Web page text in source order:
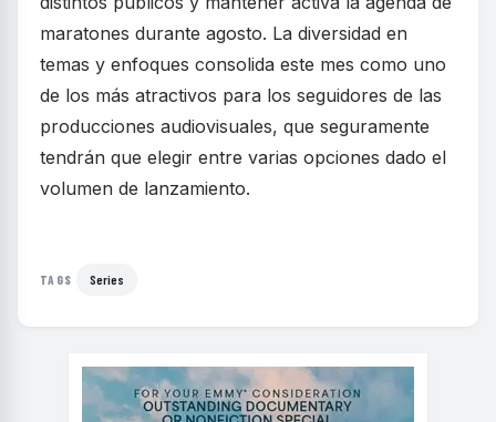
maratones durante agosto. La diversidad en
temas y enfoques consolida este mes como uno
de los más atractivos para los seguidores de las
producciones audiovisuales, que seguramente
tendrán que elegir entre varias opciones dado el
volumen de lanzamiento.
TAGS Series